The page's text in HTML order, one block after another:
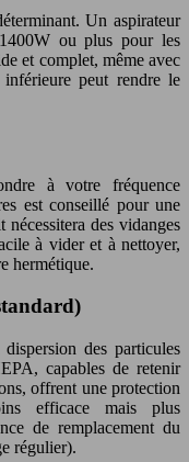
Un aspirateur
ou plus pour les
et complet, même avec
inférieure peut rendre le
à votre fréquence
est conseillé pour une
des vidanges
à vider et à nettoyer,
hermétique.
des particules
capables de retenir
offrent une protection
efficace mais plus
de remplacement du
régulier).